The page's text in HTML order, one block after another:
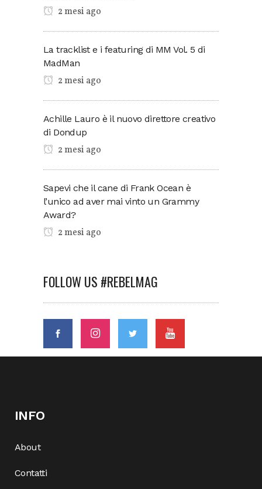
2 mesi ago
La tracklist e i featuring di MM Vol. 5 di
MadMan
2 mesi ago
Achille Lauro è il nuovo direttore creativo
di Dondup
2 mesi ago
Sapevi che il cane di Frank Ocean è
l’unico ad aver mai vinto un Grammy
Award?
2 mesi ago
FOLLOW US #REBELMAG
INFO
About
Contatti